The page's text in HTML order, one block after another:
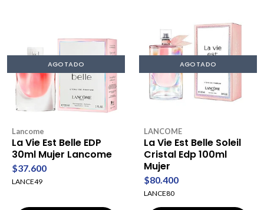
AGOTADO
Lancome
La Vie Est Belle EDP
30ml Mujer Lancome
$37.600
LANCE49
AGOTADO
LANCOME
La Vie Est Belle Soleil
Cristal Edp 100ml
Mujer
$80.400
LANCE80